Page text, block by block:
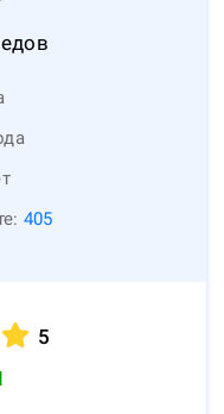
405
5